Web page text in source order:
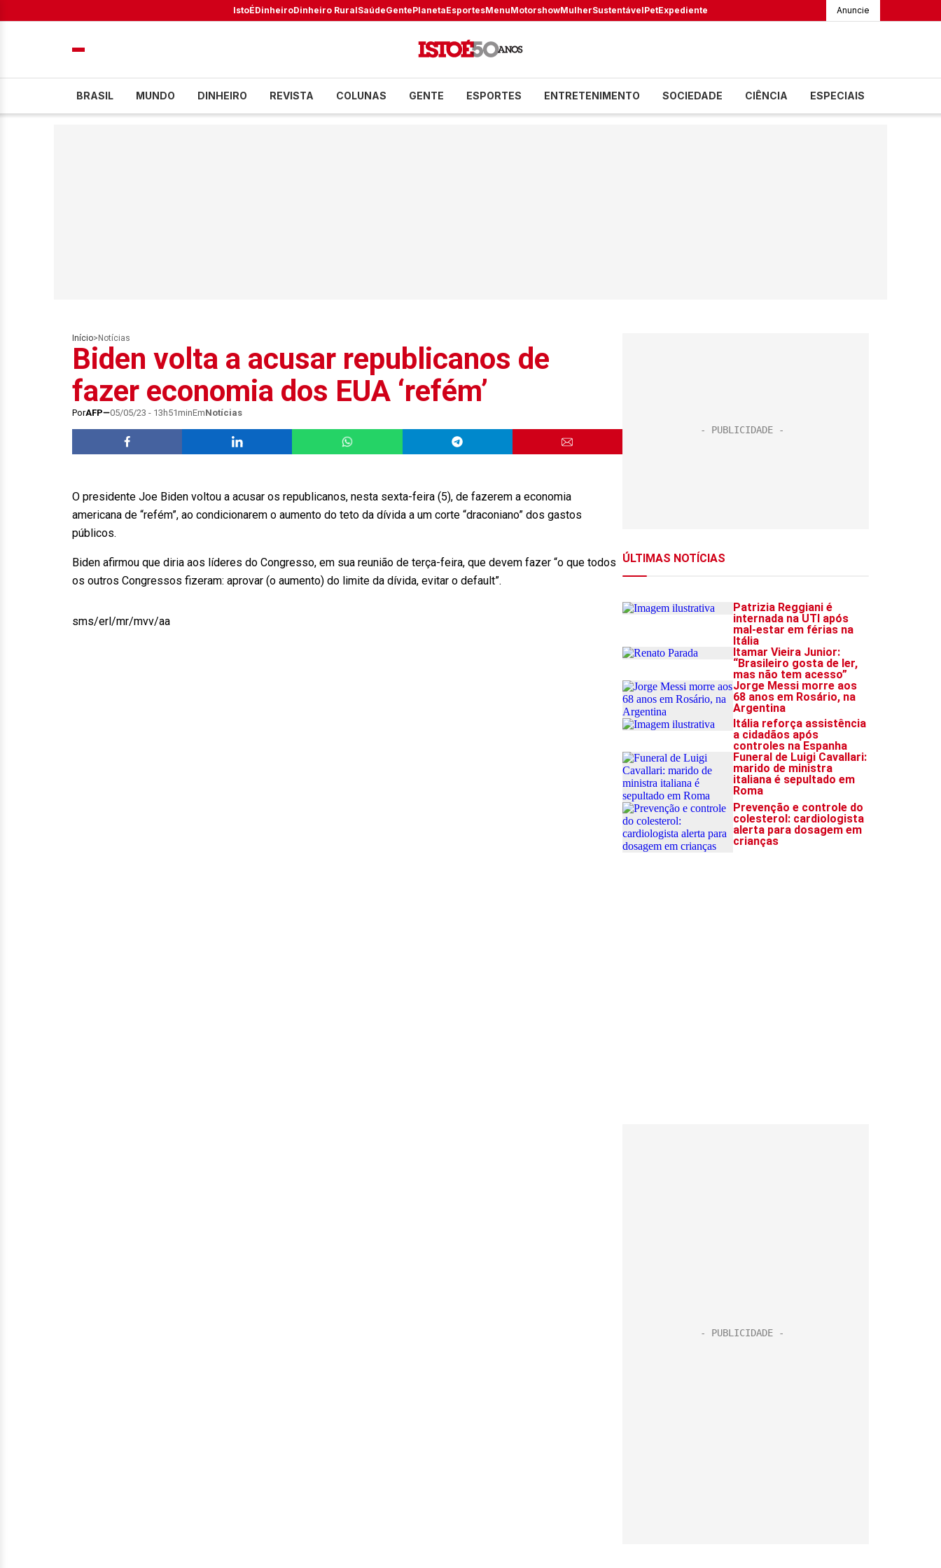
IstoÉDinheiroDinheiro RuralSaúdeGentePlanetaEsportesMenuMotorshowMulherSustentávelPetExpediente Anuncie
BRASIL MUNDO DINHEIRO REVISTA COLUNAS GENTE ESPORTES ENTRETENIMENTO SOCIEDADE CIÊNCIA ESPECIAIS
Início> Notícias
Biden volta a acusar republicanos de
fazer economia dos EUA ‘refém’
PorAFP 05/05/23 - 13h51minEmNotícias
O presidente Joe Biden voltou a acusar os republicanos, nesta sexta-feira (5), de fazerem a economia
americana de “refém”, ao condicionarem o aumento do teto da dívida a um corte “draconiano” dos gastos
públicos.
Biden afirmou que diria aos líderes do Congresso, em sua reunião de terça-feira, que devem fazer “o que todos
os outros Congressos fizeram: aprovar (o aumento) do limite da dívida, evitar o default”.
sms/erl/mr/mvv/aa